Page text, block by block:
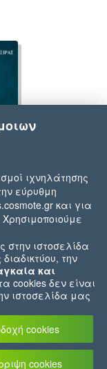
Ελεονώρα Ζουγανέλη, Νίκος Τερζής & Γιάννης Κότσιρας
ιχνηλάτησης
εύρυθμη
και για
στην ιστοσελίδα
την
και
cookies δεν είναι
ιστοσελίδα μας
που αφορούν
ηλεκτρονικό
αυτά τα
cookies
cookies